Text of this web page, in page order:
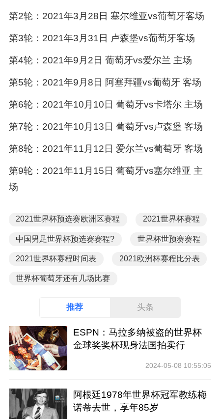
第2轮：2021年3月28日 塞尔维亚vs葡萄牙客场
第3轮：2021年3月31日 卢森堡vs葡萄牙客场
第4轮：2021年9月2日 葡萄牙vs爱尔兰 主场
第5轮：2021年9月8日 阿塞拜疆vs葡萄牙 客场
第6轮：2021年10月10日 葡萄牙vs卡塔尔 主场
第7轮：2021年10月13日 葡萄牙vs卢森堡 客场
第8轮：2021年11月12日 爱尔兰vs葡萄牙 客场
第9轮：2021年11月15日 葡萄牙vs塞尔维亚 主
场
2021世界杯预选赛欧洲区赛程 2021世界杯赛程
中国男足世界杯预选赛赛程? 世界杯世预赛赛程
2021世界杯赛程时间表 2021欧洲杯赛程比分表
世界杯葡萄牙还有几场比赛
推荐 头条
ESPN：马拉多纳被盗的世界杯
金球奖奖杯现身法国拍卖行
2024-05-08 10:55:05
阿根廷1978年世界杯冠军教练梅
诺蒂去世，享年85岁